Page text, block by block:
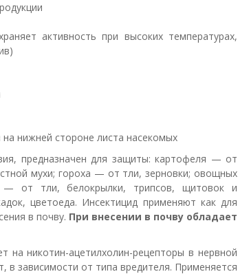
активность при высоких температурах,
нижней стороне листа насекомых
предназначен для защиты: картофеля — от
мухи; гороха — от тли, зерновки; овощных
— от тли, белокрылки, трипсов, щитовок и
цветоеда. Инсектицид применяют как для
в почву. При внесении в почву обладает
на никотин-ацетилхолин-рецепторы в нервной
в зависимости от типа вредителя. Применяется